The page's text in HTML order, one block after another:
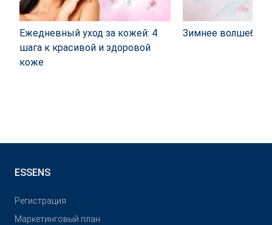
Ежедневный уход за кожей: 4
шага к красивой и здоровой
коже
Зимнее
ESSENS
Pегистрация
Маркетинговый план